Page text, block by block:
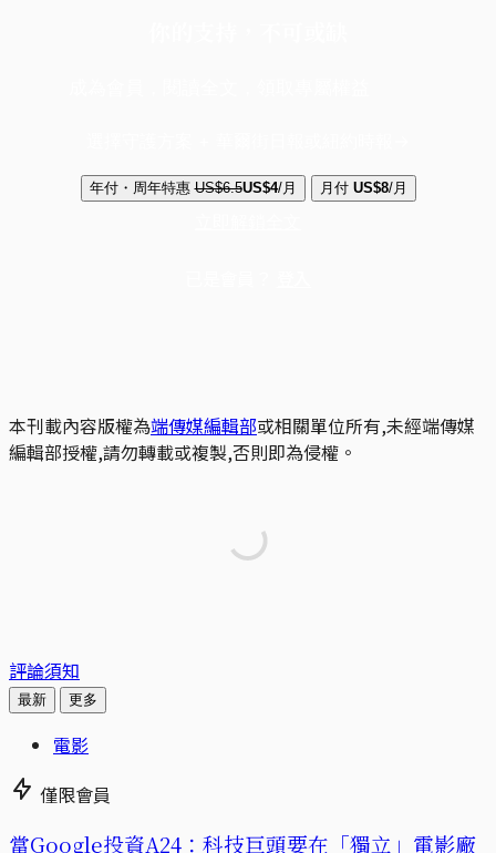
年付・周年特惠 US$6.5US$4/月 月付 US$8/月
本刊載內容版權為端傳媒編輯部或相關單位所有,未經端傳媒
編輯部授權,請勿轉載或複製,否則即為侵權。
評論須知
最新 更多
電影
僅限會員
當Google投資A24：科技巨頭要在「獨立」電影廠